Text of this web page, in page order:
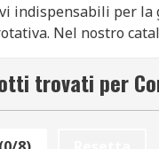
indispensabili per
Nel nostro
ore. Tutti gli
a camme
trovati per